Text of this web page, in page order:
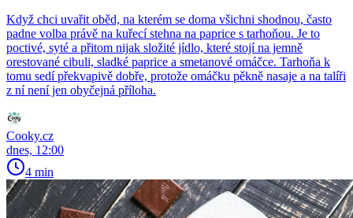
Když chci uvařit oběd, na kterém se doma všichni shodnou, často
padne volba právě na kuřecí stehna na paprice s tarhoňou. Je to
poctivé, syté a přitom nijak složité jídlo, které stojí na jemně
orestované cibuli, sladké paprice a smetanové omáčce. Tarhoňa k
tomu sedí překvapivě dobře, protože omáčku pěkně nasaje a na talíři
z ní není jen obyčejná příloha.
Cooky.cz
dnes, 12:00
4 min